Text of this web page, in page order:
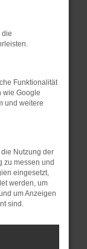
einem
dein
Stand
dazu
nicht mehr
die
Funktionalität
wie Google
und weitere
Nutzung der
zu messen und
eingesetzt,
werden, um
um Anzeigen
sind.